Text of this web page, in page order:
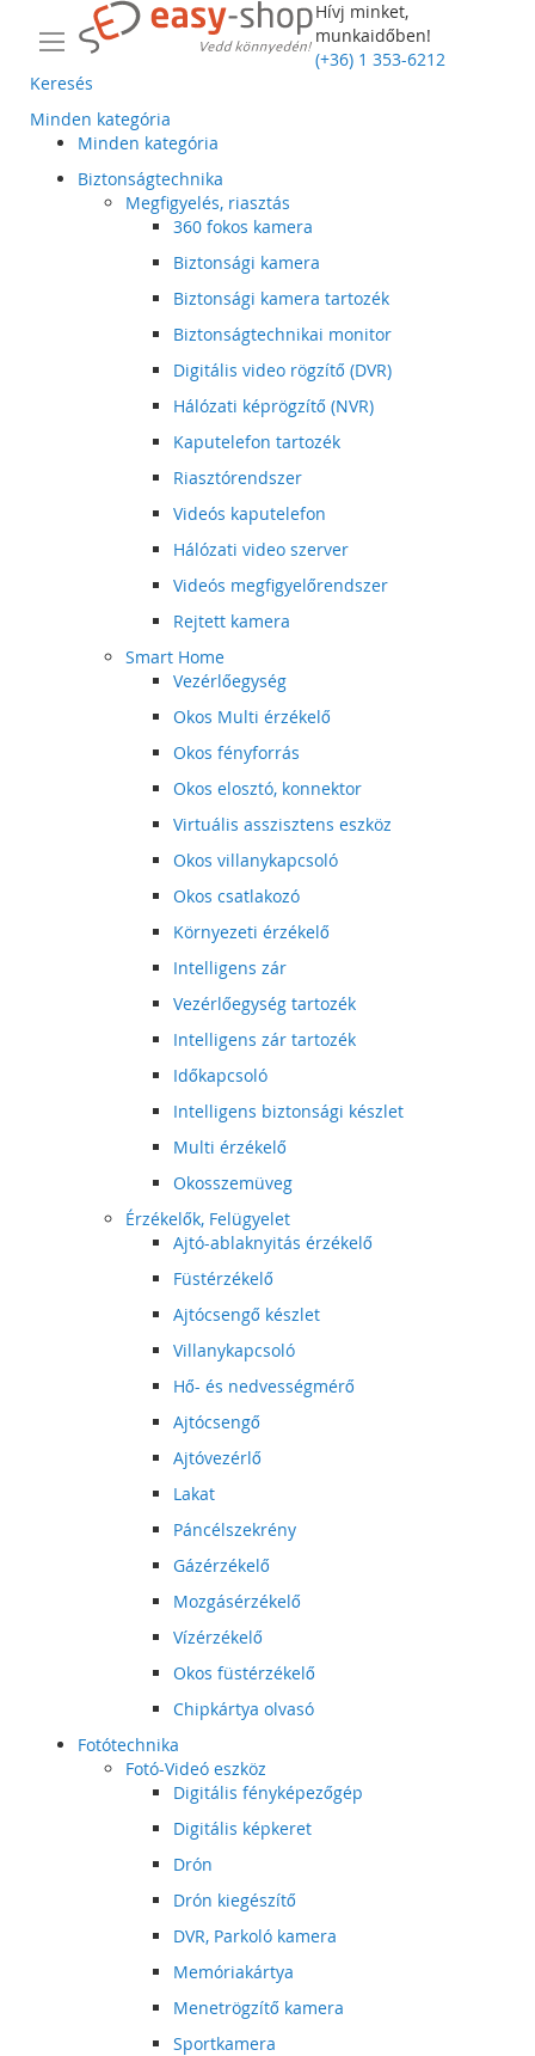
Hívj minket,
munkaidőben!
(+36) 1 353-6212
Keresés
Minden kategória
Minden kategória
Biztonságtechnika
Megfigyelés, riasztás
360 fokos kamera
Biztonsági kamera
Biztonsági kamera tartozék
Biztonságtechnikai monitor
Digitális video rögzítő (DVR)
Hálózati képrögzítő (NVR)
Kaputelefon tartozék
Riasztórendszer
Videós kaputelefon
Hálózati video szerver
Videós megfigyelőrendszer
Rejtett kamera
Smart Home
Vezérlőegység
Okos Multi érzékelő
Okos fényforrás
Okos elosztó, konnektor
Virtuális asszisztens eszköz
Okos villanykapcsoló
Okos csatlakozó
Környezeti érzékelő
Intelligens zár
Vezérlőegység tartozék
Intelligens zár tartozék
Időkapcsoló
Intelligens biztonsági készlet
Multi érzékelő
Okosszemüveg
Érzékelők, Felügyelet
Ajtó-ablaknyitás érzékelő
Füstérzékelő
Ajtócsengő készlet
Villanykapcsoló
Hő- és nedvességmérő
Ajtócsengő
Ajtóvezérlő
Lakat
Páncélszekrény
Gázérzékelő
Mozgásérzékelő
Vízérzékelő
Okos füstérzékelő
Chipkártya olvasó
Fotótechnika
Fotó-Videó eszköz
Digitális fényképezőgép
Digitális képkeret
Drón
Drón kiegészítő
DVR, Parkoló kamera
Memóriakártya
Menetrögzítő kamera
Sportkamera